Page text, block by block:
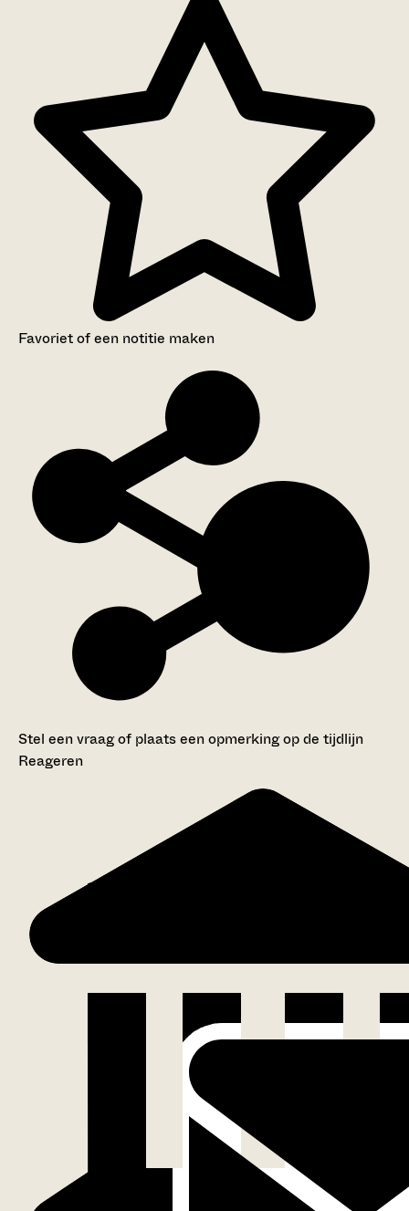
Favoriet of een notitie maken
Stel een vraag of plaats een opmerking op de tijdlijn
Reageren